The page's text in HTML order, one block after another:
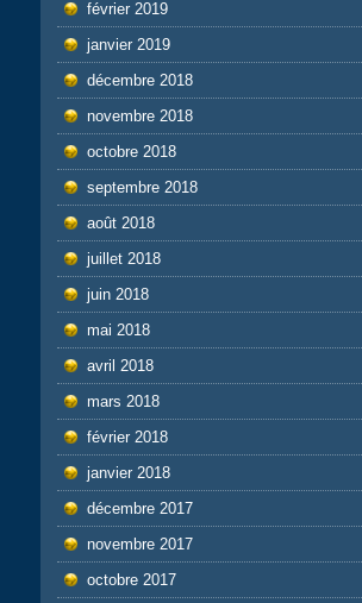
février 2019
janvier 2019
décembre 2018
novembre 2018
octobre 2018
septembre 2018
août 2018
juillet 2018
juin 2018
mai 2018
avril 2018
mars 2018
février 2018
janvier 2018
décembre 2017
novembre 2017
octobre 2017